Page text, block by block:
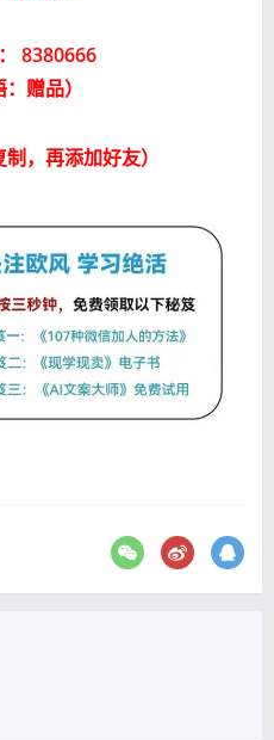
8380666
：赠品）
制，再添加好友）